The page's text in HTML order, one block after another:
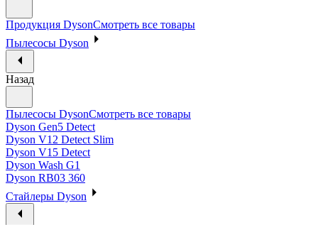
Продукция DysonСмотреть все товары
Пылесосы Dyson
Назад
Пылесосы DysonСмотреть все товары
Dyson Gen5 Detect
Dyson V12 Detect Slim
Dyson V15 Detect
Dyson Wash G1
Dyson RB03 360
Стайлеры Dyson